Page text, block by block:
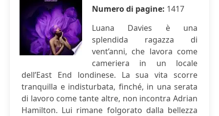
Numero di pagine: 1417
Luana Davies è una
splendida ragazza di
vent’anni, che lavora come
cameriera in un locale
dell’East End londinese. La sua vita scorre
tranquilla e indisturbata, finché, in una serata
di lavoro come tante altre, non incontra Adrian
Hamilton. Lui rimane folgorato dalla bellezza